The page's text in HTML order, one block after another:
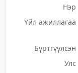
Нэр
Үйл ажиллагаа
Бүртгүүлсэн
Улс